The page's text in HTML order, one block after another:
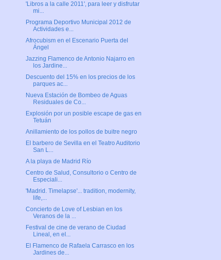
'Libros a la calle 2011', para leer y disfrutar
mi...
Programa Deportivo Municipal 2012 de
Actividades e...
Afrocubism en el Escenario Puerta del
Ángel
Jazzing Flamenco de Antonio Najarro en
los Jardine...
Descuento del 15% en los precios de los
parques ac...
Nueva Estación de Bombeo de Aguas
Residuales de Co...
Explosión por un posible escape de gas en
Tetuán
Anillamiento de los pollos de buitre negro
El barbero de Sevilla en el Teatro Auditorio
San L...
A la playa de Madrid Río
Centro de Salud, Consultorio o Centro de
Especiali...
'Madrid. Timelapse'... tradition, modernity,
life,...
Concierto de Love of Lesbian en los
Veranos de la ...
Festival de cine de verano de Ciudad
Lineal, en el...
El Flamenco de Rafaela Carrasco en los
Jardines de...